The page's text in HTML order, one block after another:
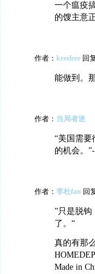
一个瘟疫
的馊主意
作者： keeeleee 回
能做到。
作者： 当局者迷
“美国需
的机会。
作者： 李杜fan 回
”只是脱
了。“
真的有那
Made in